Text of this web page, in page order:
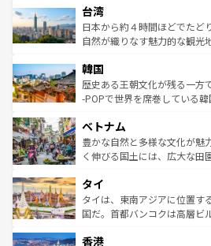
情報は
人々、おいしいローカルフー
ク、伝統的なフラダンスなど
っている。訪れるたびに新し
はコンテンツ一覧
リアリーフや大陸中央部にそ
ク）、タスマニアの美しい原
ど、見どころがたくさん。ま
いる。アクティビティも充実
ビング、ハイキングなど、ア
い。オーストラリアの多彩な
参照してほしい。
台湾
日本から約４時間ほどでたど
自然が織りなす魅力的な観光
ン）、静ひつな山岳地帯であ
と山間の静けさが共存してお
驚きをもたらしてくれる。ま
容にもいいと評判のスイーツ
が味わえる。 なお、新着
照してほしい。
韓国
歴史ある王朝文化が残る一方
-POPで世界を席巻している
き、地方に足を延ばせば四季
できる。そして、キムチや焼
まで、さまざまな韓国料理が
リティに包まれながら、韓国
わってみてほし
覧を参照してほしい。
ベトナム
豊かな自然と多様な文化が魅
く伸びる国土には、広大な田
急速な発展と共に伝統が息づ
ーチミン市のフランス統治時
醸し出している。また、バラ
とつ。フォーやバインミー、
タイ
タイは、東南アジアに位置す
国だ。首都バンコクは高層ビ
の活気が交差している。北部
香港